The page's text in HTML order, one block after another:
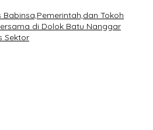
Tokoh
di Dolok Batu Nanggar
Sektor